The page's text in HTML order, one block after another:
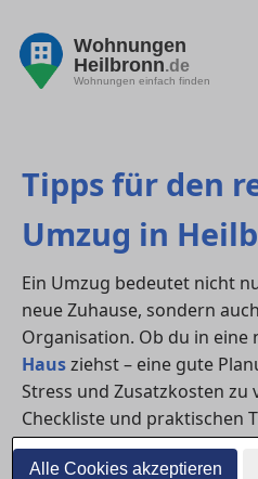
Alle Cookies akzeptieren
Wohnungen
Heilbronn.de
Wohnungen einfach finden
Tipps für den
Umzug in
Ein Umzug bedeutet nicht
neue Zuhause, sondern
Organisation. Ob du in eine
Hausziehst – eine gute
Stress und Zusatzkosten zu
Checkliste und praktischen
Umzug in in Heilbronn